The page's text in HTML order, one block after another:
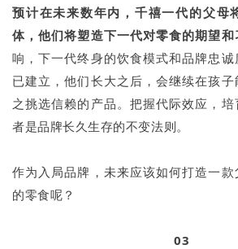
预计在未来数年内，千禧一代的父母
体，他们将塑造下一代对零食的期望和
响，下一代终身的饮食模式和品牌忠
已建立，他们长大之后，会继续在孩
之挑选信赖的产品。把握代际效应，
者是品牌长久生存的不变法则。
作为入局品牌，未来应该如何打造一
的零食呢？
03